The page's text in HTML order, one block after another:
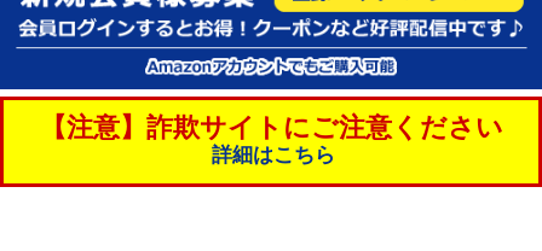
【注意】詐欺サイトにご注意ください
詳細はこちら